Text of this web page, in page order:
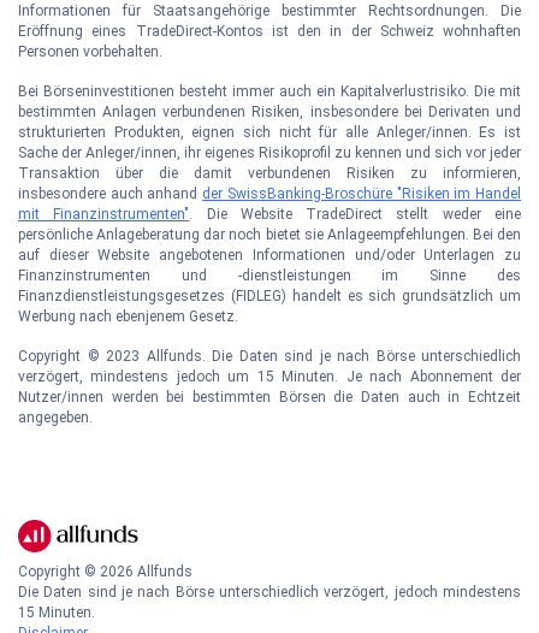
Informationen für Staatsangehörige bestimmter Rechtsordnungen. Die
Eröffnung eines TradeDirect-Kontos ist den in der Schweiz wohnhaften
Personen vorbehalten.
Bei Börseninvestitionen besteht immer auch ein Kapitalverlustrisiko. Die mit
bestimmten Anlagen verbundenen Risiken, insbesondere bei Derivaten und
strukturierten Produkten, eignen sich nicht für alle Anleger/innen. Es ist
Sache der Anleger/innen, ihr eigenes Risikoprofil zu kennen und sich vor jeder
Transaktion über die damit verbundenen Risiken zu informieren,
insbesondere auch anhand der SwissBanking-Broschüre "Risiken im Handel
mit Finanzinstrumenten". Die Website TradeDirect stellt weder eine
persönliche Anlageberatung dar noch bietet sie Anlageempfehlungen. Bei den
auf dieser Website angebotenen Informationen und/oder Unterlagen zu
Finanzinstrumenten und -dienstleistungen im Sinne des
Finanzdienstleistungsgesetzes (FIDLEG) handelt es sich grundsätzlich um
Werbung nach ebenjenem Gesetz.
Copyright © 2023 Allfunds. Die Daten sind je nach Börse unterschiedlich
verzögert, mindestens jedoch um 15 Minuten. Je nach Abonnement der
Nutzer/innen werden bei bestimmten Börsen die Daten auch in Echtzeit
angegeben.
Copyright © 2026 Allfunds
Die Daten sind je nach Börse unterschiedlich verzögert, jedoch mindestens
15 Minuten.